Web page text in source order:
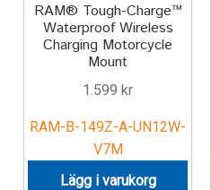
Forklift
Kayak
FORDONSTYP
RAM® Tough-Charge™
Waterproof Wireless
Charging Motorcycle
Mount
1.599 kr
RAM-B-149Z-A-UN12W-
V7M
Lägg i varukorg